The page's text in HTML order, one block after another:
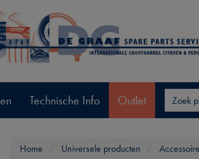
Technische Info Outlet
Home Universele producten